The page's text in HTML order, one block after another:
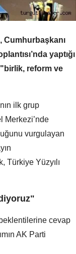
Cumhurbaşkanı
yaptığı
reform ve
ilk grup
Merkezi’nde
vurgulayan
Türkiye Yüzyılı
cevap
AK Parti